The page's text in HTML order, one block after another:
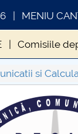
MENIU
Comisiile
si